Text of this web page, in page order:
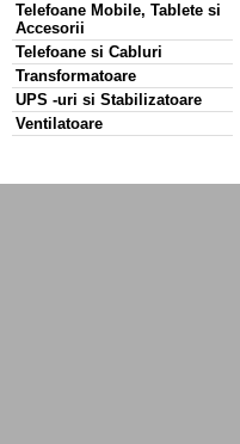
Telefoane Mobile, Tablete si
Accesorii
Telefoane si Cabluri
Transformatoare
UPS -uri si Stabilizatoare
Ventilatoare